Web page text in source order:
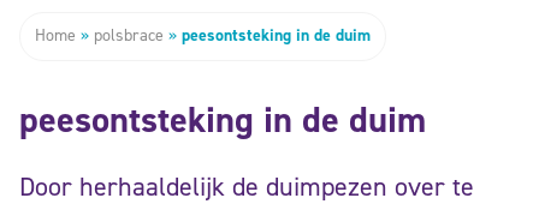
Home » polsbrace » peesontsteking in de duim
peesontsteking in de duim
Door herhaaldelijk de duimpezen over te